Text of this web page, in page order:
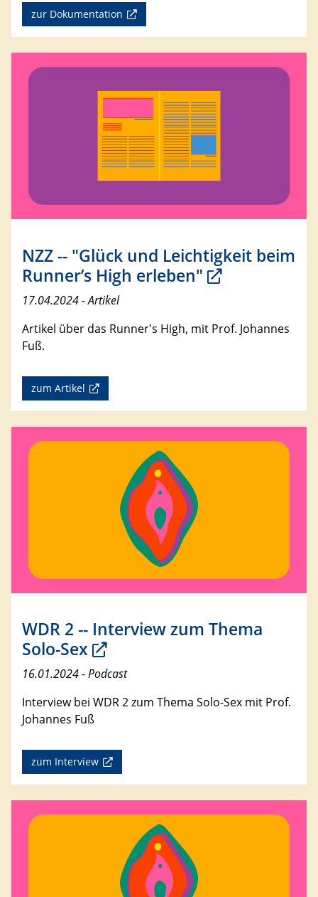
zur Dokumentation
NZZ -- "Glück und Leichtigkeit beim
Runner’s High erleben"
17.04.2024 - Artikel
Artikel über das Runner's High, mit Prof. Johannes
Fuß.
zum Artikel
WDR 2 -- Interview zum Thema
Solo-Sex
16.01.2024 - Podcast
Interview bei WDR 2 zum Thema Solo-Sex mit Prof.
Johannes Fuß
zum Interview